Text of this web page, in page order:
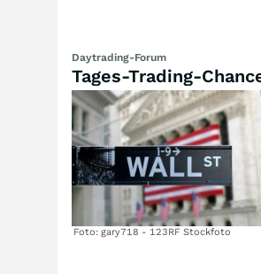
Daytrading-Forum
Tages-Trading-
Foto: gary718 - 123RF Stockfoto